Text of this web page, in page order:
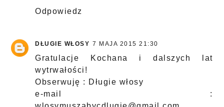
Odpowiedz
DŁUGIE WŁOSY 7 MAJA 2015 21:30
Gratulacje Kochana i dalszych lat
wytrwałości!
Obserwuję : Długie włosy
e-mail :